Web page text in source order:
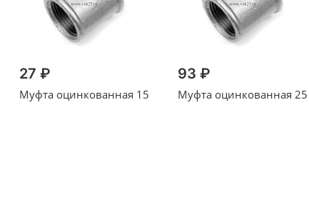
27 ₽
Муфта оцинкованная 15
93 ₽
Муфта оцинкованная 25